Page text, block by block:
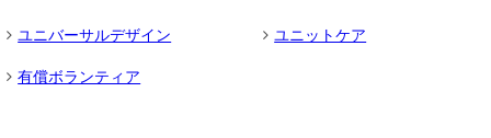
ユニバーサルデザイン
有償ボランティア
ユニットケア